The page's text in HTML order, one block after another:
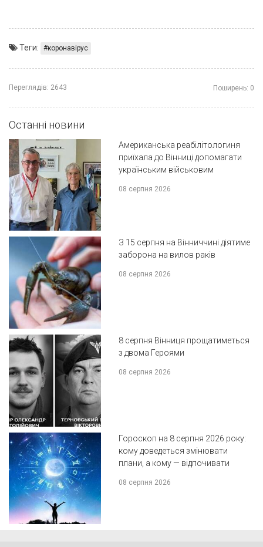
Теги: коронавірус
Переглядів: 2643 Поширень: 0
Останні новини
Американська реабілітологиня
приїхала до Вінниці допомагати
українським військовим
08 серпня 2026
З 15 серпня на Вінниччині діятиме
заборона на вилов раків
08 серпня 2026
8 серпня Вінниця прощатиметься
з двома Героями
08 серпня 2026
Гороскоп на 8 серпня 2026 року:
кому доведеться змінювати
плани, а кому — відпочивати
08 серпня 2026